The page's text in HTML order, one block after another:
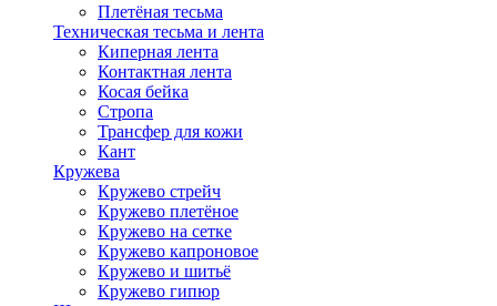
Плетёная тесьма
Техническая тесьма и лента
Киперная лента
Контактная лента
Косая бейка
Стропа
Трансфер для кожи
Кант
Кружева
Кружево стрейч
Кружево плетёное
Кружево на сетке
Кружево капроновое
Кружево и шитьё
Кружево гипюр